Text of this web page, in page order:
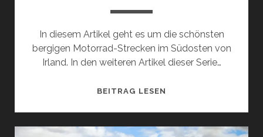
In diesem Artikel geht es um die schönsten
bergigen Motorrad-Strecken im Südosten von
Irland. In den weiteren Artikel dieser Serie…
BEITRAG LESEN
ND P